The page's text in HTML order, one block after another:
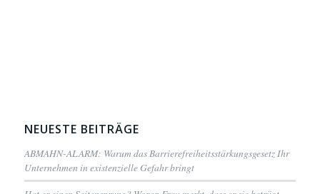
NEUESTE BEITRÄGE
ABMAHN-ALARM: Warum das Barrierefreiheitsstärkungsgesetz Ihr
Unternehmen in existenzielle Gefahr bringt